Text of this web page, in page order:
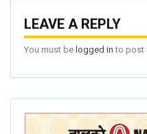
LEAVE A REPLY
You must be logged in to post